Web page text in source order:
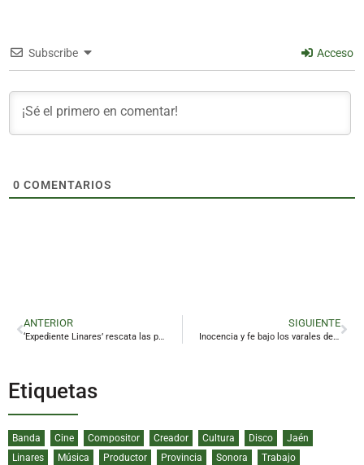
Subscribe Acceso
0 COMENTARIOS
ANTERIOR
‘Expediente Linares’ rescata las psicofonías que obsesionaron a España en los noventa
SIGUIENTE
Inocencia y fe bajo los varales de la pequeña Virgen de Linarejos
Etiquetas
Banda Cine Compositor Creador Cultura Disco
Jaén
Linares
Música Productor Provincia Sonora Trabajo